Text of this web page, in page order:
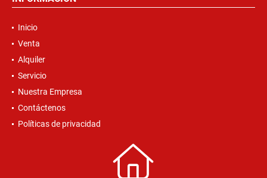
Inicio
Venta
Alquiler
Servicio
Nuestra Empresa
Contáctenos
Políticas de privacidad